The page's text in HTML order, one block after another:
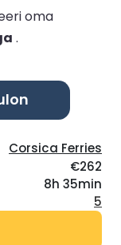
oma
.
Corsica Ferries
€262
8h 35min
5